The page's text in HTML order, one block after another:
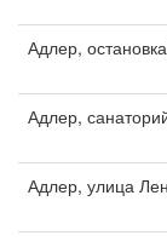
Адлер,
Адлер,
Адлер, улица